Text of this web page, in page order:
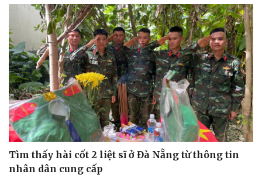
Tìm thấy hài cốt 2 liệt sĩ ở Đà Nẵng từ thông tin
nhân dân cung cấp